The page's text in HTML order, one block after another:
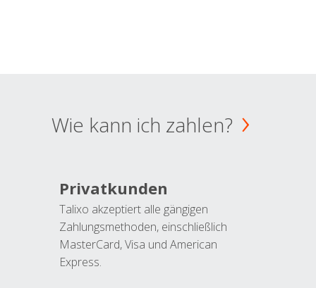
Wie kann ich zahlen?
Privatkunden
Talixo akzeptiert alle gängigen
Zahlungsmethoden, einschließlich
MasterCard, Visa und American
Express.